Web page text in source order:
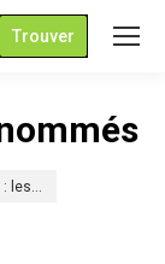
: les…